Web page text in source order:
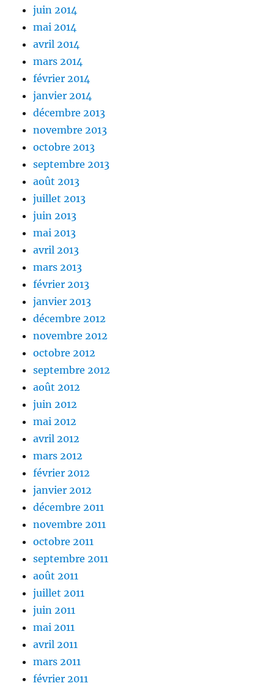
juin 2014
mai 2014
avril 2014
mars 2014
février 2014
janvier 2014
décembre 2013
novembre 2013
octobre 2013
septembre 2013
août 2013
juillet 2013
juin 2013
mai 2013
avril 2013
mars 2013
février 2013
janvier 2013
décembre 2012
novembre 2012
octobre 2012
septembre 2012
août 2012
juin 2012
mai 2012
avril 2012
mars 2012
février 2012
janvier 2012
décembre 2011
novembre 2011
octobre 2011
septembre 2011
août 2011
juillet 2011
juin 2011
mai 2011
avril 2011
mars 2011
février 2011